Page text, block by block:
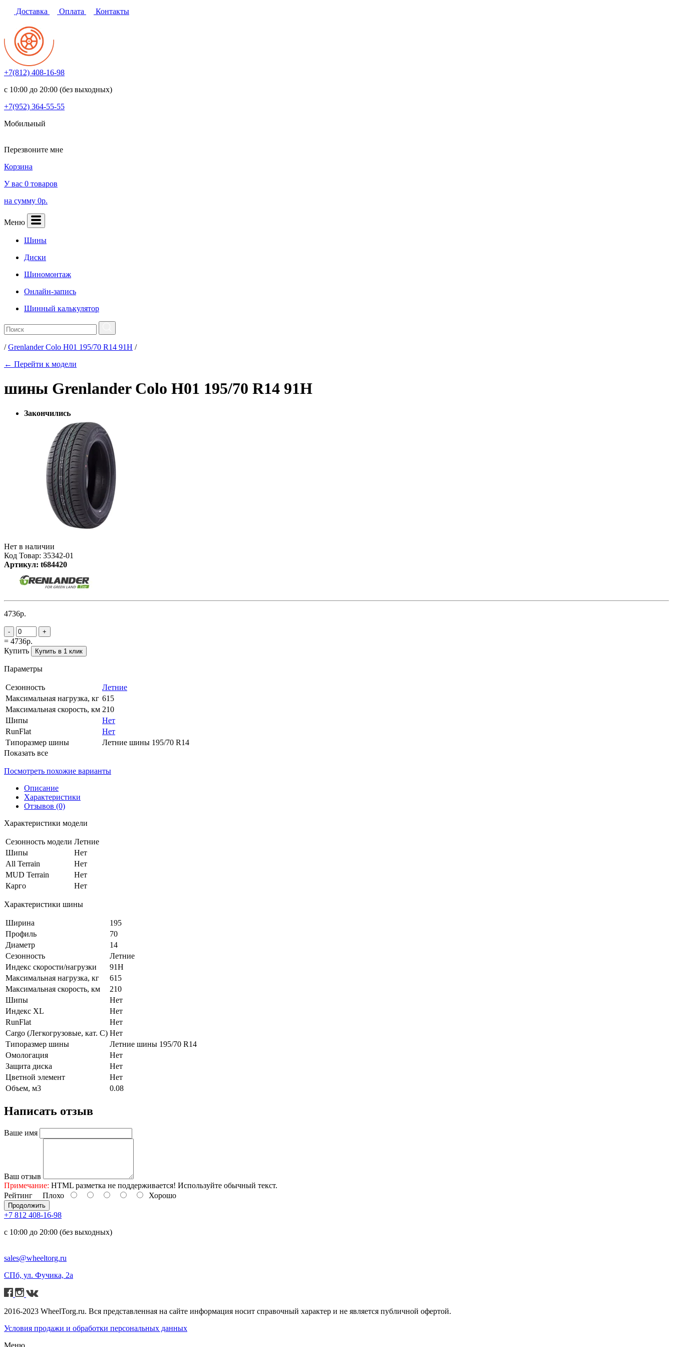
Доставка Оплата Контакты
+7(812) 408-16-98
с 10:00 до 20:00 (без выходных)
+7(952) 364-55-55
Мобильный
Перезвоните мне
Корзина
У вас 0 товаров
на сумму 0р.
Меню
Шины
Диски
Шиномонтаж
Онлайн-запись
Шинный калькулятор
/Grenlander Colo H01 195/70 R14 91H /
← Перейти к модели
шины Grenlander Colo H01 195/70 R14 91H
Закончились
Нет в наличии
Код Товар: 35342-01
Артикул: t684420
4736р.
- +
= 4736р.
Купить
Купить в 1 клик
Параметры
Сезонность
Летние
Максимальная нагрузка, кг 615
Максимальная скорость, км 210
Шипы
Нет
RunFlat
Нет
Типоразмер шины
Летние шины 195/70 R14
Показать все
Посмотреть похожие варианты
Описание
Характеристики
Отзывов (0)
Характеристики модели
Сезонность модели Летние
Шипы
Нет
All Terrain
Нет
MUD Terrain
Нет
Карго
Нет
Характеристики шины
Ширина
195
Профиль
70
Диаметр
14
Сезонность
Летние
Индекс скорости/нагрузки
91H
Максимальная нагрузка, кг
615
Максимальная скорость, км
210
Шипы
Нет
Индекс XL
Нет
RunFlat
Нет
Cargo (Легкогрузовые, кат. С) Нет
Типоразмер шины
Летние шины 195/70 R14
Омологация
Нет
Защита диска
Нет
Цветной элемент
Нет
Объем, м3
0.08
Написать отзыв
Ваше имя
Ваш отзыв
Примечание: HTML разметка не поддерживается! Используйте обычный текст.
Рейтинг Плохо Хорошо
Продолжить
+7 812 408-16-98
с 10:00 до 20:00 (без выходных)
sales@wheeltorg.ru
СПб, ул. Фучика, 2а
2016-2023 WheelTorg.ru. Вся представленная на сайте информация носит справочный характер и не является публичной офертой.
Условия продажи и обработки персональных данных
Меню